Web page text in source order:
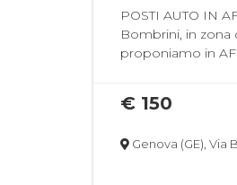
POSTI AUTO IN
Bombrini, in zona
proponiamo in
€ 150
Genova (GE),